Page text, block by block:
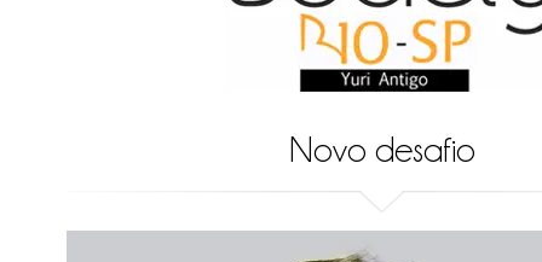
Novo desafio